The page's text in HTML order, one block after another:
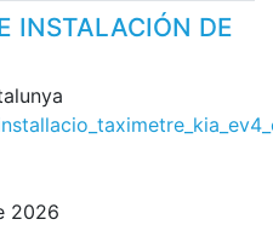
INSTALACIÓN DE
2026